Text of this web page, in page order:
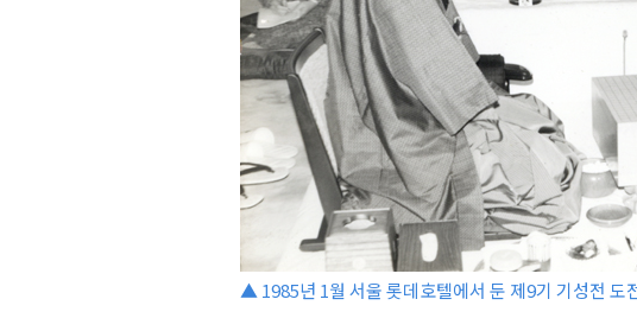
▲ 1985년 1월 서울 롯데호텔에서 둔 제9기 기성전 도